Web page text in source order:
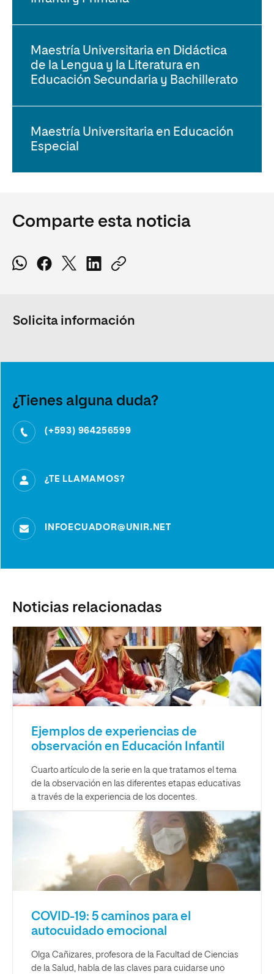
Maestría Universitaria en Didáctica
de la Lengua y la Literatura en
Educación Secundaria y Bachillerato
Maestría Universitaria en Educación
Especial
Comparte esta noticia
Solicita información
¿Tienes alguna duda?
(+593) 964256599
¿TE LLAMAMOS?
INFOECUADOR@UNIR.NET
Noticias relacionadas
Ejemplos de experiencias de
observación en Educación Infantil
Cuarto artículo de la serie en la que tratamos el tema
de la observación en las diferentes etapas educativas
a través de la experiencia de los docentes.
COVID-19: 5 caminos para el
autocuidado emocional
Olga Cañizares, profesora de la Facultad de Ciencias
de la Salud, habla de las claves para cuidarse uno